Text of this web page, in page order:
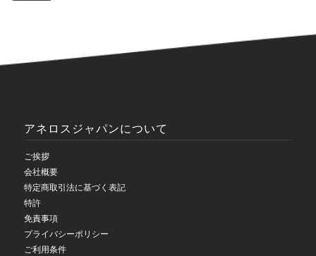
アネロスジャパンについて
ご挨拶
会社概要
特定商取引法に基づく表記
特許
免責事項
プライバシーポリシー
ご利用条件